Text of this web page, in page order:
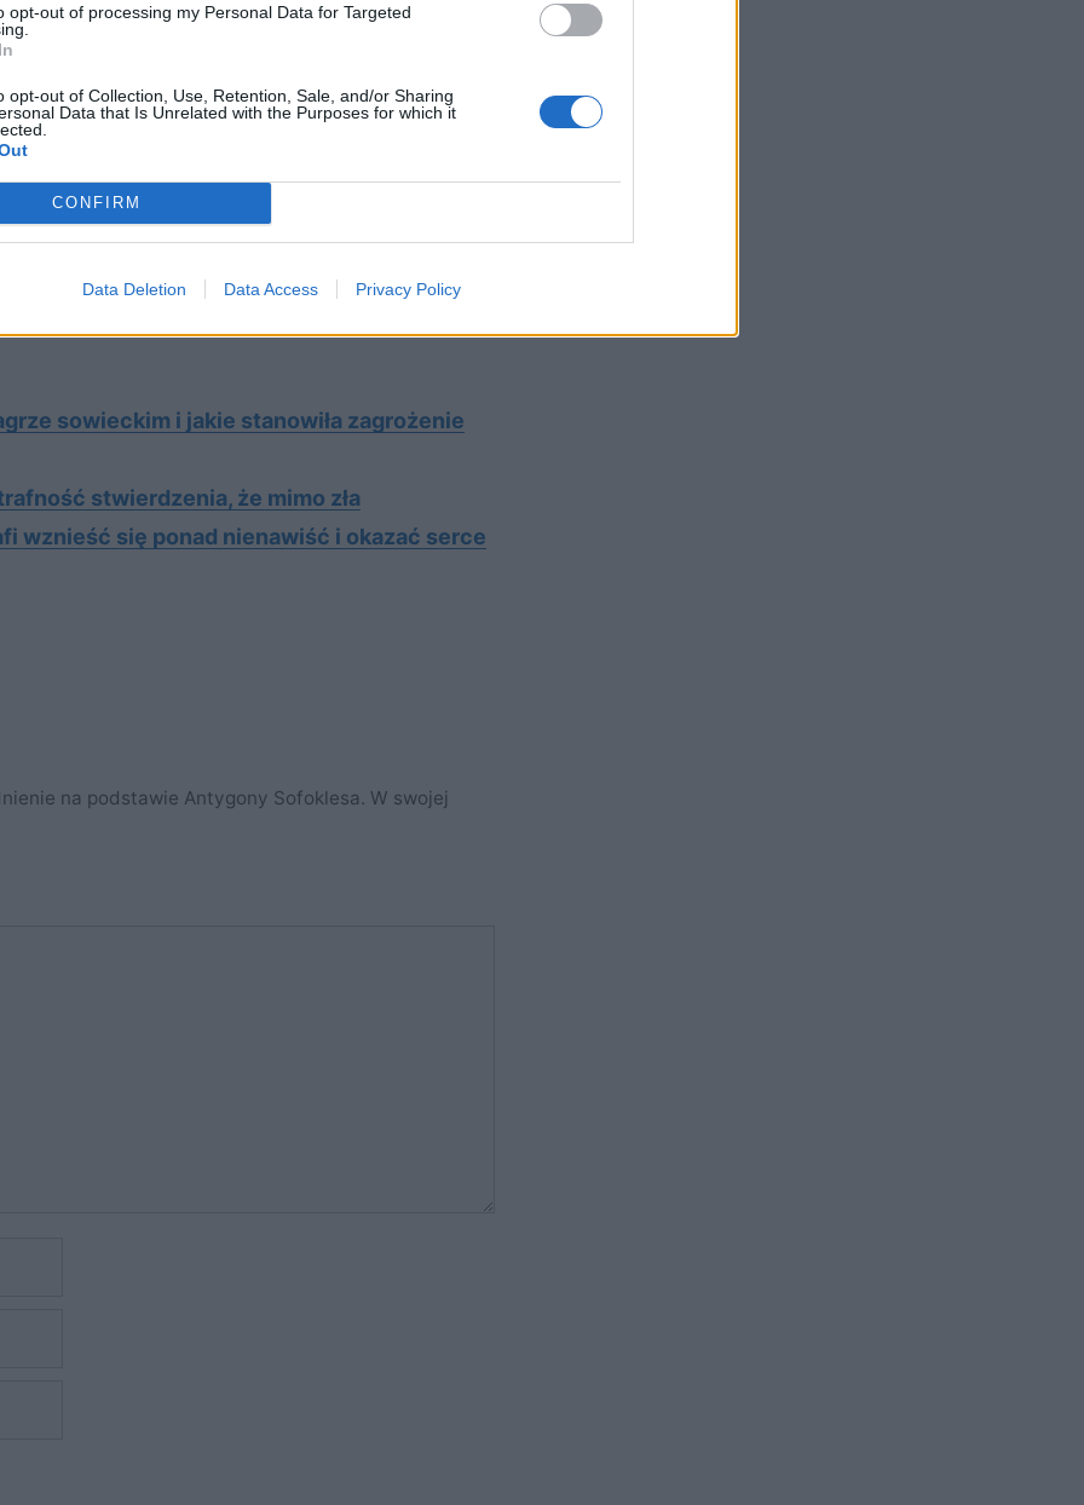
opt-out of processing my Personal Data for Targeted
opt-out of Collection, Use, Retention, Sale, and/or Sharing
Data that Is Unrelated with the Purposes for which it
CONFIRM
Data Deletion Data Access Privacy Policy
sowieckim i jakie stanowiła zagrożenie
stwierdzenia, że mimo zła
wznieść się ponad nienawiść i okazać serce
na podstawie Antygony Sofoklesa. W swojej